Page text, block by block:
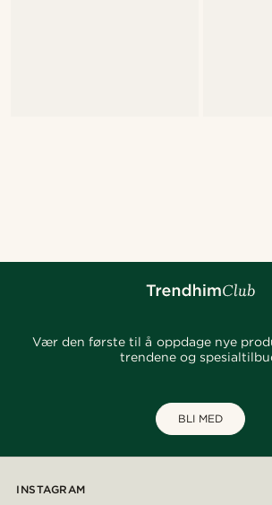
Vær den første til å oppdage nye
trendene og
BLI MED
INSTAGRAM